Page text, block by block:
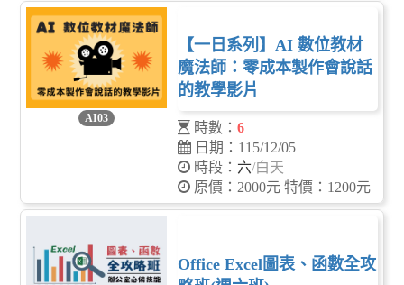
AI03
【一日系列】AI 數位教材
魔法師：零成本製作會說話
的教學影片
時數： 6
日期：115/12/05
時段： 六/白天
原價：2000元 特價：1200元
Office Excel圖表、函數全攻